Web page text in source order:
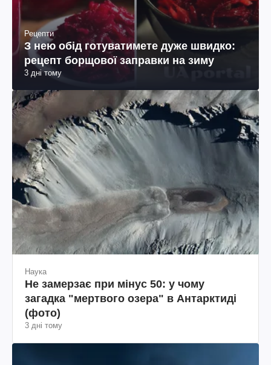
Рецепти
З нею обід готуватимете дуже швидко:
рецепт борщової заправки на зиму
3 дні тому
Наука
Не замерзає при мінус 50: у чому
загадка "мертвого озера" в Антарктиді
(фото)
3 дні тому